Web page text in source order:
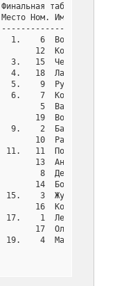
Финальная таблица -
Место Ном. Имя
1.    6  Волович
12  Колмыков
3.   15  Чернов
4.   18  Ланевский
5.    9  Рубцов
6.    7  Коптев
5  Васильев
19  Волков
9.    2
10  Рагимли
11.   11  Полухин
13  Андреев
8  Денисенко
14  Божок
15.    3  Журова
16  Колесников
17.    1  Лесных
17  Ольховик
19.    4  Малина